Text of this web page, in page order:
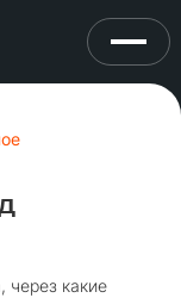
через какие